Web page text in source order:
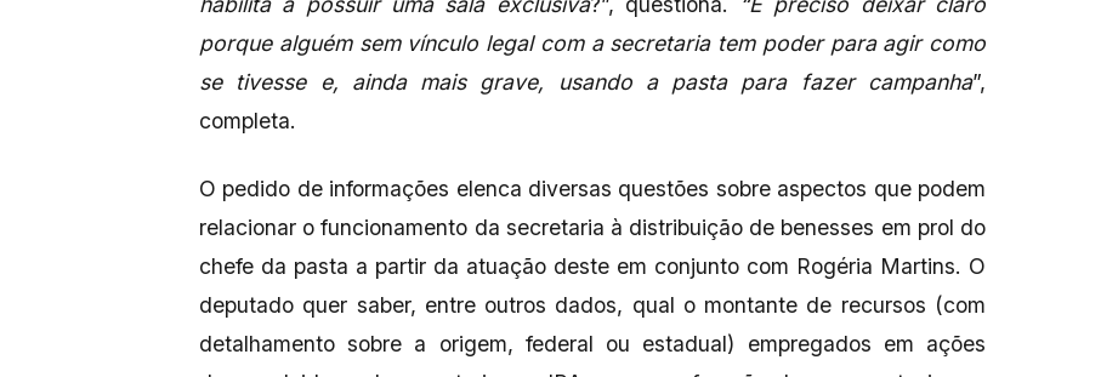
porque alguém sem vínculo legal com a secretaria tem poder para agir como
se tivesse e, ainda mais grave, usando a pasta para fazer campanha”,
completa.
O pedido de informações elenca diversas questões sobre aspectos que podem
relacionar o funcionamento da secretaria à distribuição de benesses em prol do
chefe da pasta a partir da atuação deste em conjunto com Rogéria Martins. O
deputado quer saber, entre outros dados, qual o montante de recursos (com
detalhamento sobre a origem, federal ou estadual) empregados em ações